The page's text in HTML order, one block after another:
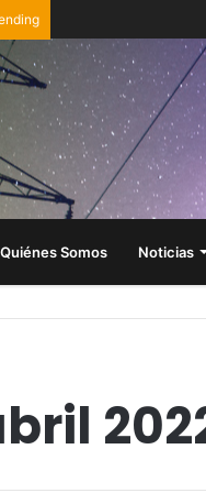
Quiénes Somos Noticias